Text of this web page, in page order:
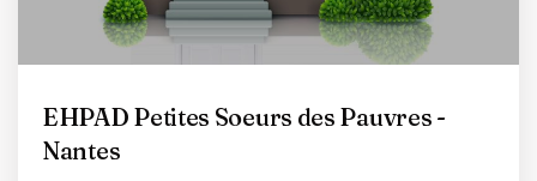
EHPAD Petites Soeurs des Pauvres -
Nantes